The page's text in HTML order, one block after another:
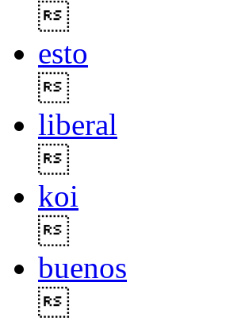
esto
liberal
koi
buenos